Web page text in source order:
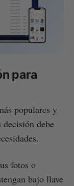
para
populares y
debe
fotos o
bajo llave